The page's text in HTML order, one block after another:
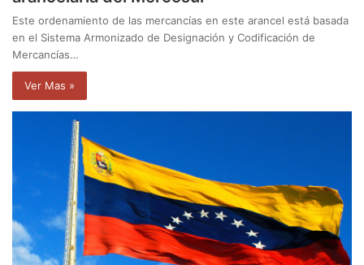
Este ordenamiento de las mercancías en este arancel está basada
en el Sistema Armonizado de Designación y Codificación de
Mercancías…
Ver Mas »